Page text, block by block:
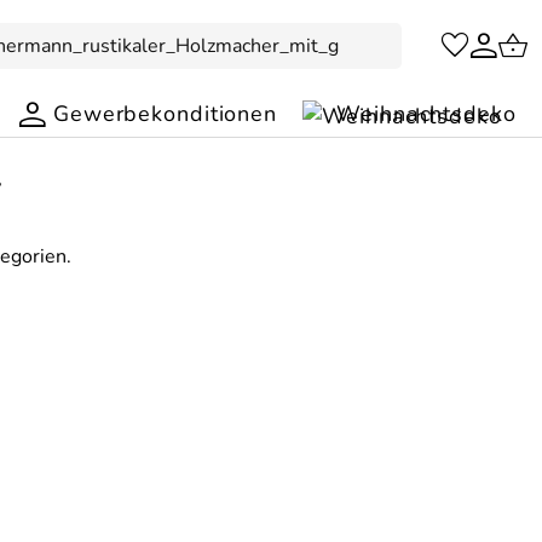
Gewerbekonditionen Weihnachtsdeko